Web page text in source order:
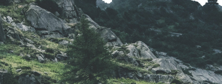
t
í